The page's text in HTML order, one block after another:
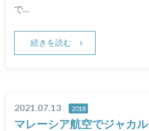
で…
続きを読む
2021.07.13 2018
マレーシア航空でジャカ